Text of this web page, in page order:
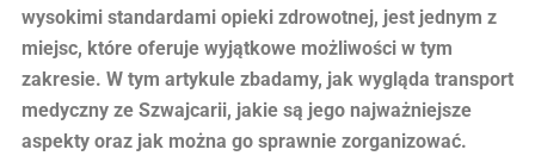
wysokimi standardami opieki zdrowotnej, jest jednym z
miejsc, które oferuje wyjątkowe możliwości w tym
zakresie. W tym artykule zbadamy, jak wygląda transport
medyczny ze Szwajcarii, jakie są jego najważniejsze
aspekty oraz jak można go sprawnie zorganizować.